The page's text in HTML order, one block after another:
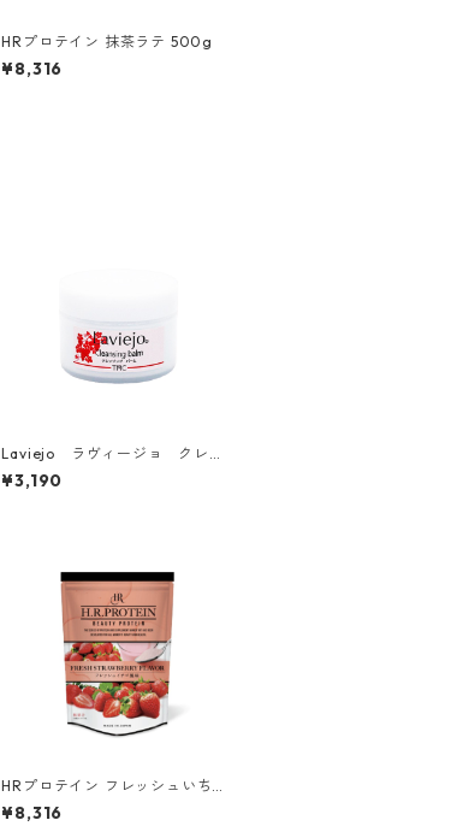
HRプロテイン 抹茶ラテ 500g
¥8,316
Laviejo ラヴィージョ クレン
ジングバーム90g
¥3,190
HRプロテイン フレッシュいちご
500g
¥8,316